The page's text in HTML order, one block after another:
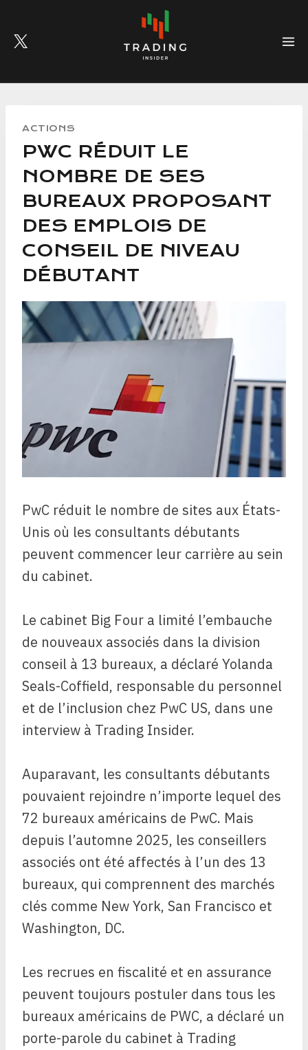
content
ACTIONS
PWC RÉDUIT LE
NOMBRE DE SES
BUREAUX PROPOSANT
DES EMPLOIS DE
CONSEIL DE NIVEAU
DÉBUTANT
PwC réduit le nombre de sites aux États-
Unis où les consultants débutants
peuvent commencer leur carrière au sein
du cabinet.
Le cabinet Big Four a limité l’embauche
de nouveaux associés dans la division
conseil à 13 bureaux, a déclaré Yolanda
Seals-Coffield, responsable du personnel
et de l’inclusion chez PwC US, dans une
interview à Trading Insider.
Auparavant, les consultants débutants
pouvaient rejoindre n’importe lequel des
72 bureaux américains de PwC. Mais
depuis l’automne 2025, les conseillers
associés ont été affectés à l’un des 13
bureaux, qui comprennent des marchés
clés comme New York, San Francisco et
Washington, DC.
Les recrues en fiscalité et en assurance
peuvent toujours postuler dans tous les
bureaux américains de PWC, a déclaré un
porte-parole du cabinet à Trading